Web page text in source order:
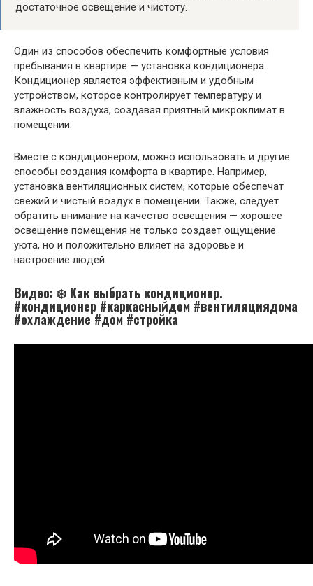
достаточное освещение и чистоту.
Один из способов обеспечить комфортные условия
пребывания в квартире — установка кондиционера.
Кондиционер является эффективным и удобным
устройством, которое контролирует температуру и
влажность воздуха, создавая приятный микроклимат в
помещении.
Вместе с кондиционером, можно использовать и другие
способы создания комфорта в квартире. Например,
установка вентиляционных систем, которые обеспечат
свежий и чистый воздух в помещении. Также, следует
обратить внимание на качество освещения — хорошее
освещение помещения не только создает ощущение
уюта, но и положительно влияет на здоровье и
настроение людей.
Видео: ❄️ Как выбрать кондиционер.
#кондиционер #каркасныйдом #вентиляциядома
#охлаждение #дом #стройка